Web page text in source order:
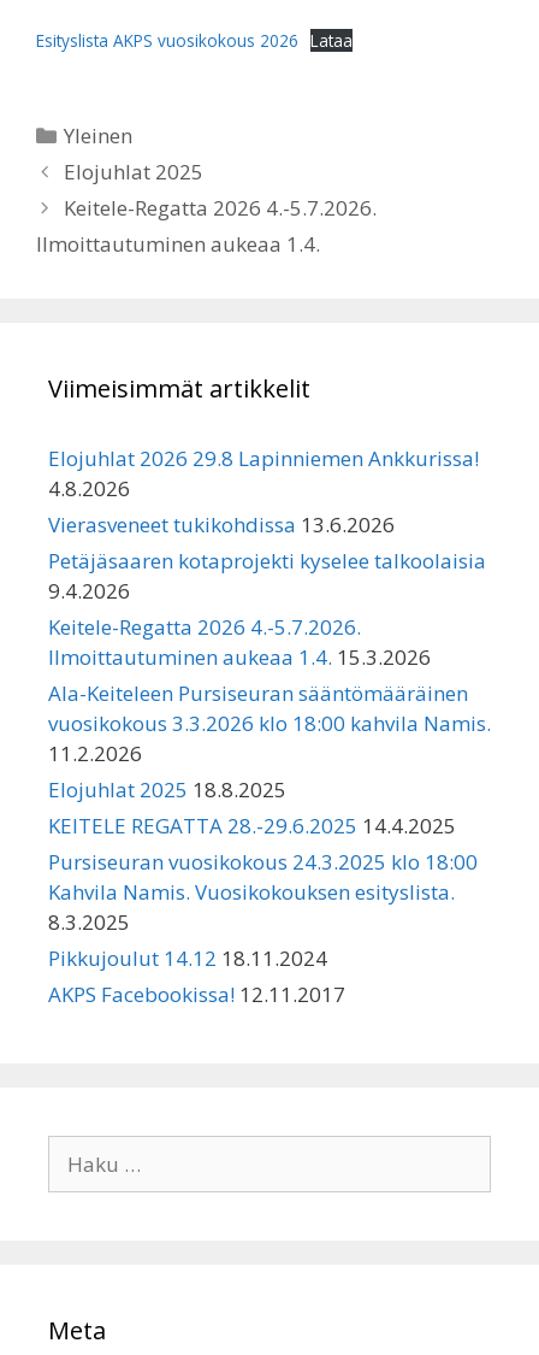
Esityslista AKPS vuosikokous 2026 Lataa
Kategoriat
Yleinen
Elojuhlat 2025
Keitele-Regatta 2026 4.-5.7.2026.
Ilmoittautuminen aukeaa 1.4.
Viimeisimmät artikkelit
Elojuhlat 2026 29.8 Lapinniemen Ankkurissa!
4.8.2026
Vierasveneet tukikohdissa 13.6.2026
Petäjäsaaren kotaprojekti kyselee talkoolaisia
9.4.2026
Keitele-Regatta 2026 4.-5.7.2026.
Ilmoittautuminen aukeaa 1.4. 15.3.2026
Ala-Keiteleen Pursiseuran sääntömääräinen
vuosikokous 3.3.2026 klo 18:00 kahvila Namis.
11.2.2026
Elojuhlat 2025 18.8.2025
KEITELE REGATTA 28.-29.6.2025 14.4.2025
Pursiseuran vuosikokous 24.3.2025 klo 18:00
Kahvila Namis. Vuosikokouksen esityslista.
8.3.2025
Pikkujoulut 14.12 18.11.2024
AKPS Facebookissa! 12.11.2017
Meta